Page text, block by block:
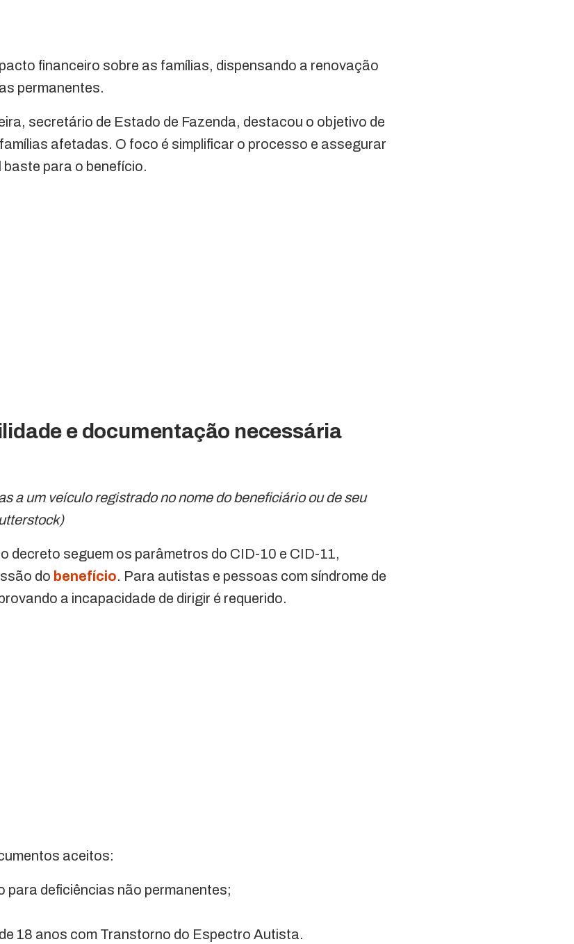
financeiro sobre as famílias, dispensando a renovação
permanentes.
secretário de Estado de Fazenda, destacou o objetivo de
afetadas. O foco é simplificar o processo e assegurar
para o benefício.
e documentação necessária
a um veículo registrado no nome do beneficiário ou de seu
decreto seguem os parâmetros do CID-10 e CID-11,
do benefício. Para autistas e pessoas com síndrome de
a incapacidade de dirigir é requerido.
aceitos:
para deficiências não permanentes;
18 anos com Transtorno do Espectro Autista.